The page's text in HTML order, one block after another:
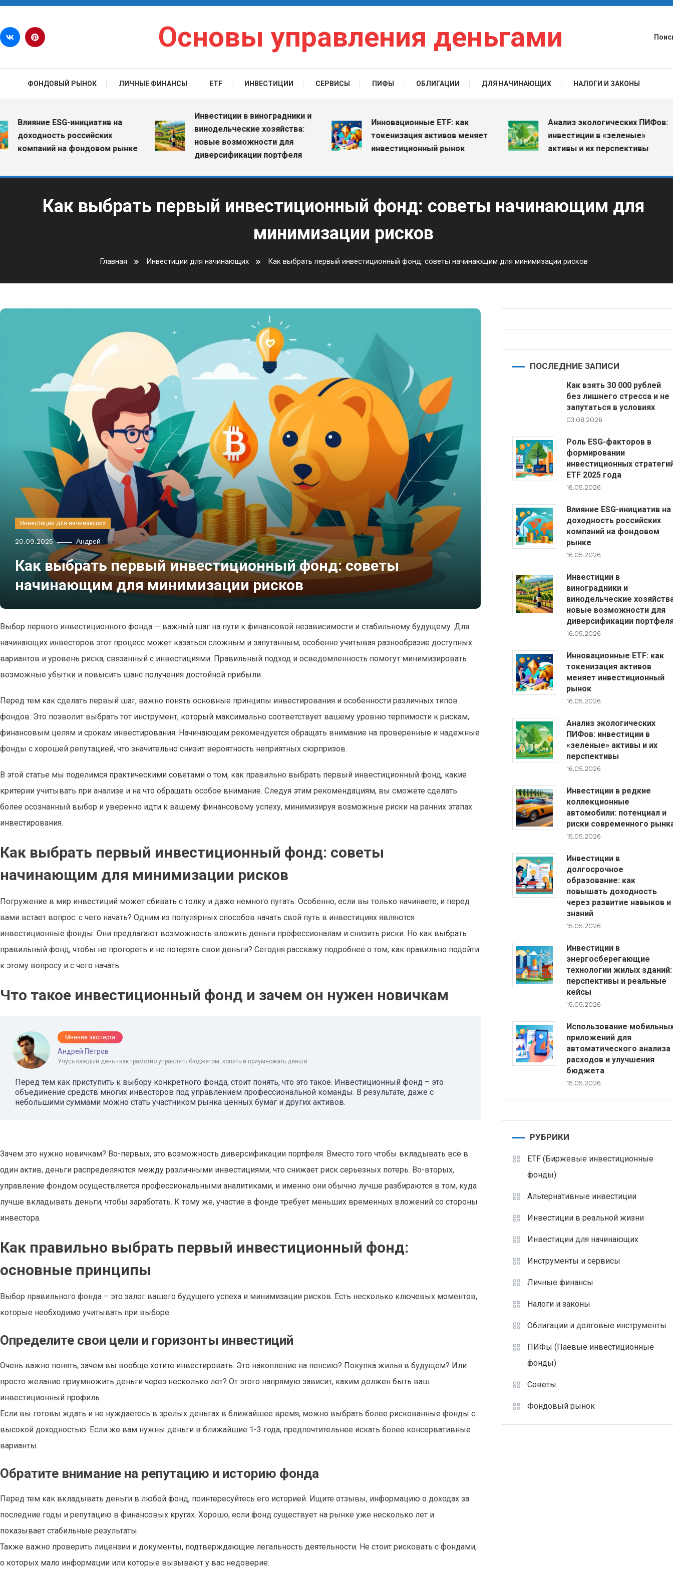
Перейти к содержимому
Основы управления деньгами
ФОНДОВЫЙ РЫНОК ЛИЧНЫЕ ФИНАНСЫ ETF ИНВЕСТИЦИИ СЕРВИСЫ ПИФЫ ОБЛИГАЦИИ ДЛЯ НАЧИНАЮЩИХ НАЛОГИ И ЗАКОНЫ
ESG-инициатив на
российских
на фондовом рынке
Инвестиции в виноградники и
винодельческие хозяйства:
новые возможности для
диверсификации портфеля
Инновационные ETF: как
токенизация активов меняет
инвестиционный рынок
Анализ экологических ПИФов:
инвестиции в «зеленые»
активы и их перспективы
Как выбрать первый инвестиционный фонд: советы начинающим для
минимизации рисков
Главная Инвестиции для начинающих Как выбрать первый инвестиционный фонд: советы начинающим для минимизации рисков
Инвестиции для начинающих
20.09.2025 Андрей
Как выбрать первый инвестиционный фонд: советы
начинающим для минимизации рисков
Выбор первого инвестиционного фонда — важный шаг на пути к финансовой независимости и стабильному будущему. Для
начинающих инвесторов этот процесс может казаться сложным и запутанным, особенно учитывая разнообразие доступных
вариантов и уровень риска, связанный с инвестициями. Правильный подход и осведомленность помогут минимизировать
возможные убытки и повысить шанс получения достойной прибыли.
Перед тем как сделать первый шаг, важно понять основные принципы инвестирования и особенности различных типов
фондов. Это позволит выбрать тот инструмент, который максимально соответствует вашему уровню терпимости к рискам,
финансовым целям и срокам инвестирования. Начинающим рекомендуется обращать внимание на проверенные и надежные
фонды с хорошей репутацией, что значительно снизит вероятность неприятных сюрпризов.
В этой статье мы поделимся практическими советами о том, как правильно выбрать первый инвестиционный фонд, какие
критерии учитывать при анализе и на что обращать особое внимание. Следуя этим рекомендациям, вы сможете сделать
более осознанный выбор и уверенно идти к вашему финансовому успеху, минимизируя возможные риски на ранних этапах
инвестирования.
Как выбрать первый инвестиционный фонд: советы
начинающим для минимизации рисков
Погружение в мир инвестиций может сбивать с толку и даже немного пугать. Особенно, если вы только начинаете, и перед
вами встает вопрос: с чего начать? Одним из популярных способов начать свой путь в инвестициях являются
инвестиционные фонды. Они предлагают возможность вложить деньги профессионалам и снизить риски. Но как выбрать
правильный фонд, чтобы не прогореть и не потерять свои деньги? Сегодня расскажу подробнее о том, как правильно подойти
к этому вопросу и с чего начать.
Что такое инвестиционный фонд и зачем он нужен новичкам
Мнение эксперта
Андрей Петров
Учусь каждый день - как грамотно управлять бюджетом, копить и приумножать деньги
Перед тем как приступить к выбору конкретного фонда, стоит понять, что это такое. Инвестиционный фонд – это
объединение средств многих инвесторов под управлением профессиональной команды. В результате, даже с
небольшими суммами можно стать участником рынка ценных бумаг и других активов.
Зачем это нужно новичкам? Во-первых, это возможность диверсификации портфеля. Вместо того чтобы вкладывать всё в
один актив, деньги распределяются между различными инвестициями, что снижает риск серьезных потерь. Во-вторых,
управление фондом осуществляется профессиональными аналитиками, и именно они обычно лучше разбираются в том, куда
лучше вкладывать деньги, чтобы заработать. К тому же, участие в фонде требует меньших временных вложений со стороны
инвестора.
Как правильно выбрать первый инвестиционный фонд:
основные принципы
Выбор правильного фонда – это залог вашего будущего успеха и минимизации рисков. Есть несколько ключевых моментов,
которые необходимо учитывать при выборе.
Определите свои цели и горизонты инвестиций
Очень важно понять, зачем вы вообще хотите инвестировать. Это накопление на пенсию? Покупка жилья в будущем? Или
просто желание приумножить деньги через несколько лет? От этого напрямую зависит, каким должен быть ваш
инвестиционный профиль.
Если вы готовы ждать и не нуждаетесь в зрелых деньгах в ближайшее время, можно выбрать более рискованные фонды с
высокой доходностью. Если же вам нужны деньги в ближайшие 1-3 года, предпочтительнее искать более консервативные
варианты.
Обратите внимание на репутацию и историю фонда
Перед тем как вкладывать деньги в любой фонд, поинтересуйтесь его историей. Ищите отзывы, информацию о доходах за
последние годы и репутацию в финансовых кругах. Хорошо, если фонд существует на рынке уже несколько лет и
показывает стабильные результаты.
Также важно проверить лицензии и документы, подтверждающие легальность деятельности. Не стоит рисковать с фондами,
о которых мало информации или которые вызывают у вас недоверие.
ПОСЛЕДНИЕ ЗАПИСИ
Как взять 30 000 рублей
без лишнего стресса и не
запутаться в условиях
03.08.2026
Роль ESG-факторов в
формировании
инвестиционных
ETF 2025 года
16.05.2026
Влияние ESG-инициатив на
доходность российских
компаний на фондовом
рынке
16.05.2026
Инвестиции в
виноградники и
винодельческие
новые возможности для
диверсификации
16.05.2026
Инновационные ETF: как
токенизация активов
меняет инвестиционный
рынок
16.05.2026
Анализ экологических
ПИФов: инвестиции в
«зеленые» активы и их
перспективы
16.05.2026
Инвестиции в редкие
коллекционные
автомобили: потенциал и
риски современного
15.05.2026
Инвестиции в
долгосрочное
образование: как
повышать доходность
через развитие навыков и
знаний
15.05.2026
Инвестиции в
энергосберегающие
технологии жилых зданий:
перспективы и реальные
кейсы
15.05.2026
Использование
приложений для
автоматического анализа
расходов и улучшения
бюджета
15.05.2026
РУБРИКИ
ETF (Биржевые инвестиционные
фонды)
Альтернативные инвестиции
Инвестиции в реальной жизни
Инвестиции для начинающих
Инструменты и сервисы
Личные финансы
Налоги и законы
Облигации и долговые инструменты
ПИФы (Паевые инвестиционные
фонды)
Советы
Фондовый рынок